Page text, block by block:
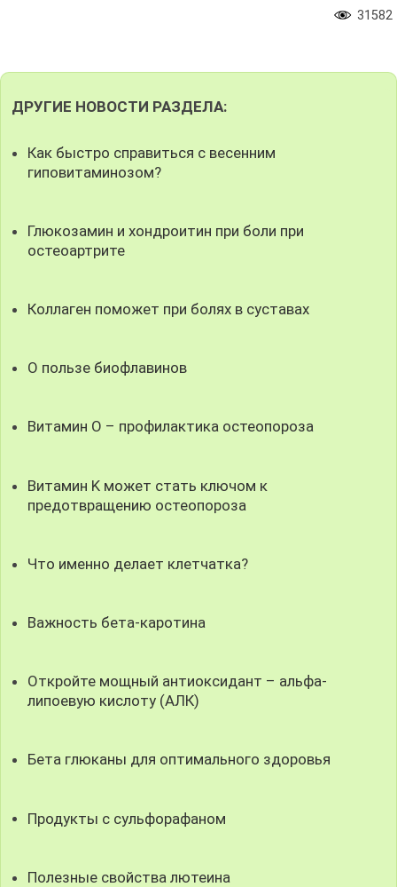
31582
ДРУГИЕ НОВОСТИ РАЗДЕЛА:
Как быстро справиться с весенним
гиповитаминозом?
Глюкозамин и хондроитин при боли при
остеоартрите
Коллаген поможет при болях в суставах
О пользе биофлавинов
Витамин О – профилактика остеопороза
Витамин K может стать ключом к
предотвращению остеопороза
Что именно делает клетчатка?
Важность бета-каротина
Откройте мощный антиоксидант – альфа-
липоевую кислоту (АЛК)
Бета глюканы для оптимального здоровья
Продукты с сульфорафаном
Полезные свойства лютеина